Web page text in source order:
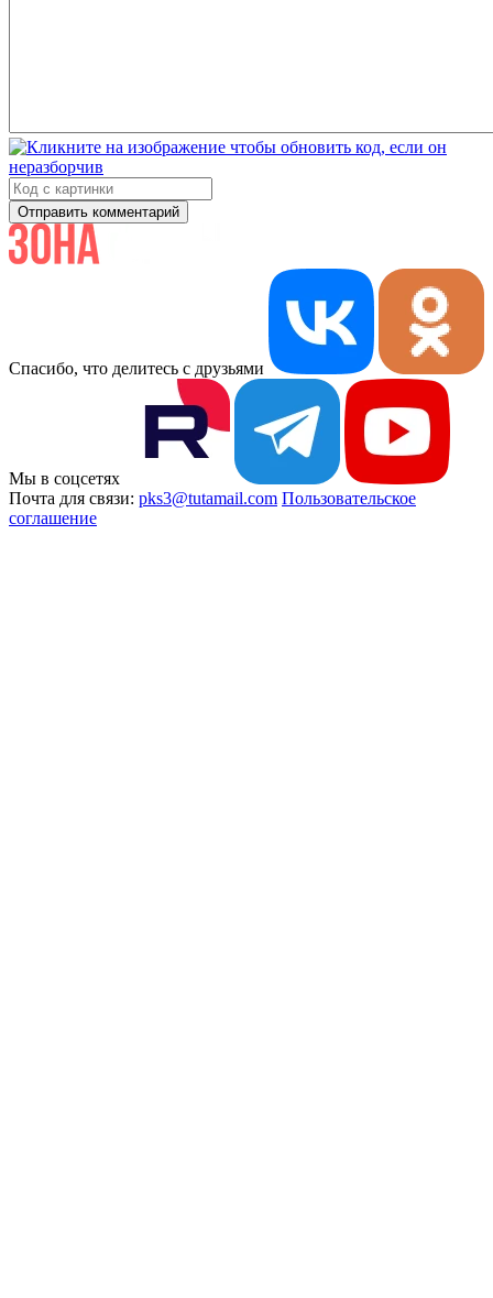
Отправить комментарий
Спасибо, что делитесь с друзьями
Мы в соцсетях
Почта для связи: pks3@tutamail.com Пользовательское
соглашение